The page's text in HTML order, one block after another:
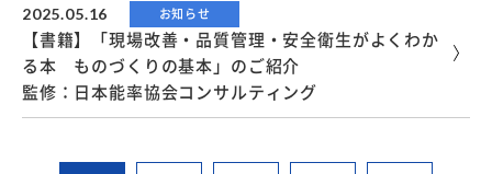
2025.05.16 お知らせ
【書籍】「現場改善・品質管理・安全衛生がよくわか
る本 ものづくりの基本」のご紹介
監修：日本能率協会コンサルティング